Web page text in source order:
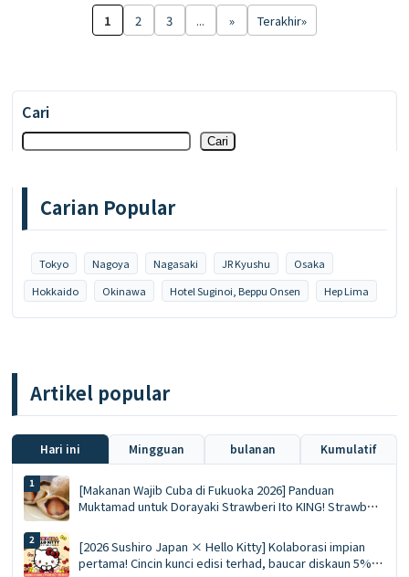
1 2 3 ... » Terakhir»
Cari
Cari
Carian Popular
Tokyo Nagoya Nagasaki JR Kyushu
Osaka
Hokkaido
Okinawa Hotel Suginoi, Beppu Onsen Hep Lima
Artikel popular
Hari ini Mingguan bulanan Kumulatif
[Makanan Wajib Cuba di Fukuoka 2026] Panduan
Muktamad untuk Dorayaki Strawberi Ito KING! Strawberi
Musim Panas
[2026 Sushiro Japan × Hello Kitty] Kolaborasi impian
pertama! Cincin kunci edisi terhad, baucar diskaun 5%